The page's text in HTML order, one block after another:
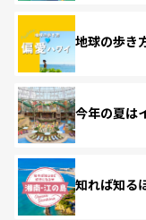
地球の歩き
今年の夏は
知れば知る